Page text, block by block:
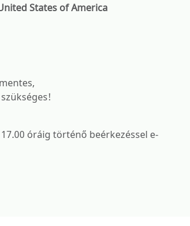
States of America
óráig történő beérkezéssel e-